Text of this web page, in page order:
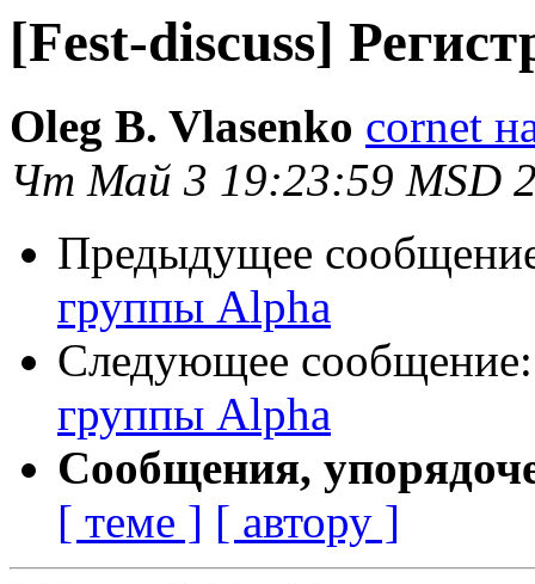
[Fest-discuss]
Oleg B. Vlasenko cornet
Чт Май 3 19:23:59 MSD
Предыдущее
группы Alpha
Следующее
группы Alpha
Сообщения,
[ теме ] [ автору ]